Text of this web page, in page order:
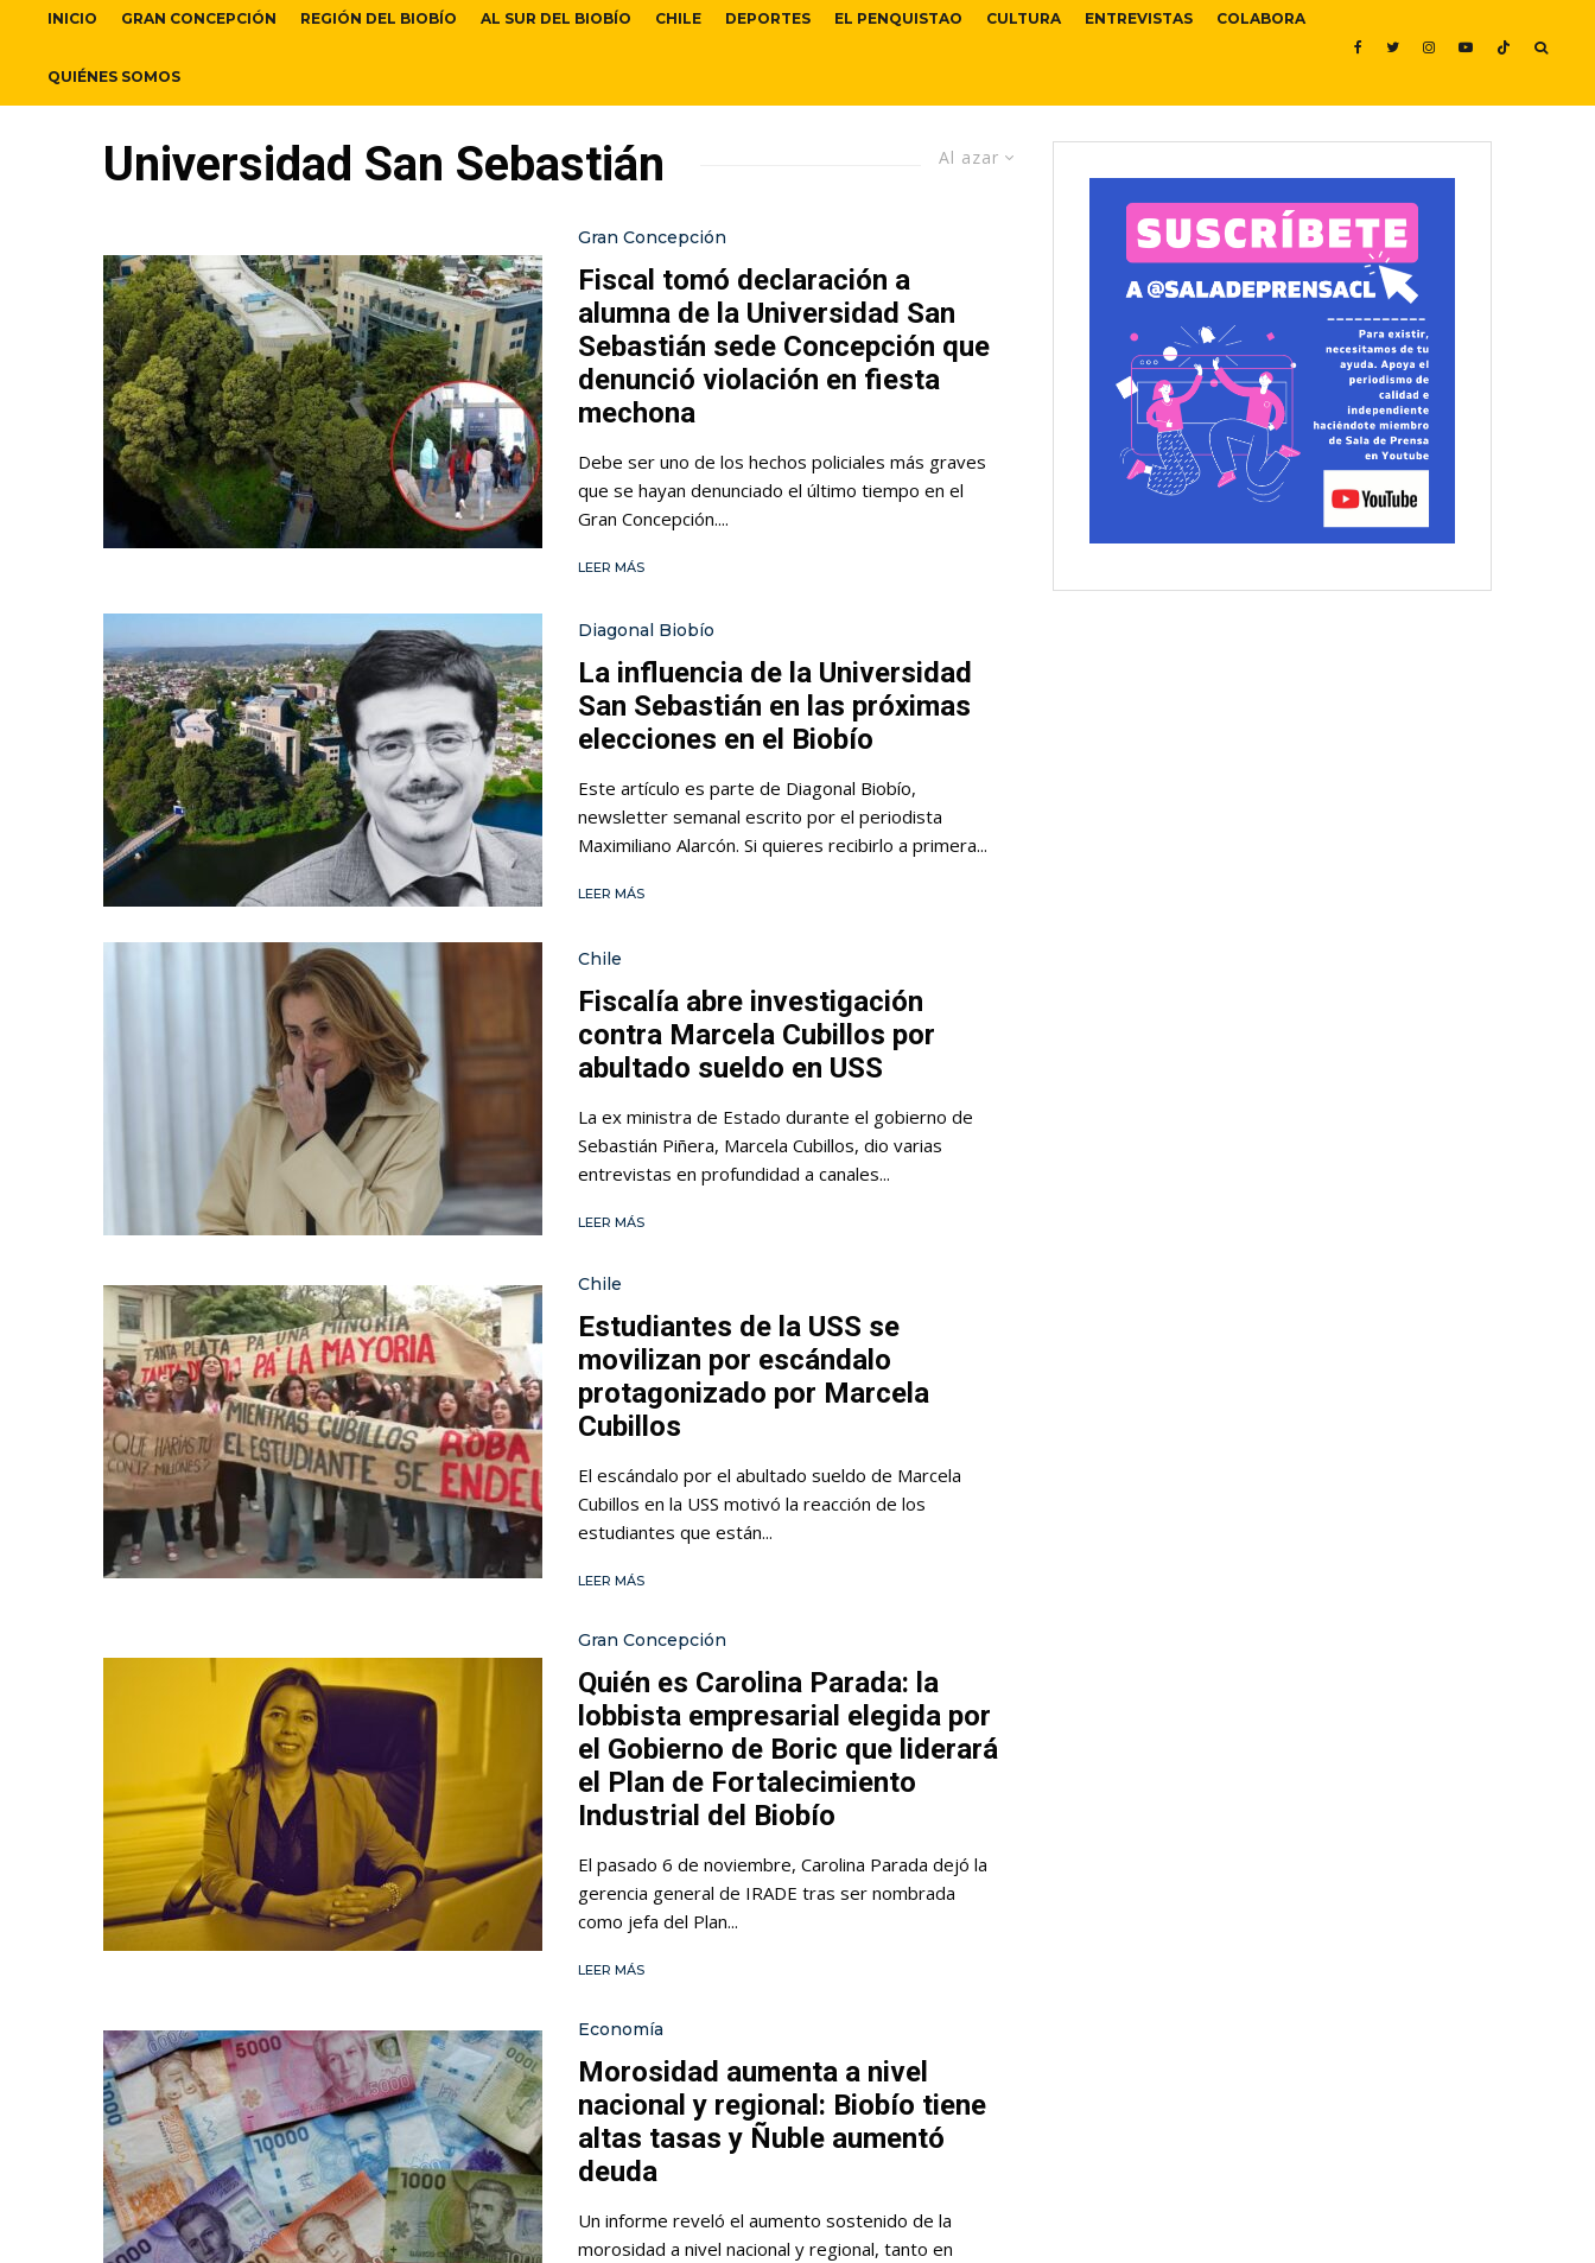
INICIO GRAN CONCEPCIÓN REGIÓN DEL BIOBÍO AL SUR DEL BIOBÍO CHILE DEPORTES EL PENQUISTAO CULTURA ENTREVISTAS COLABORA
QUIÉNES SOMOS
Al azar
Universidad San Sebastián
Gran Concepción
Fiscal tomó declaración a
alumna de la Universidad San
Sebastián sede Concepción que
denunció violación en fiesta
mechona
Debe ser uno de los hechos policiales más graves
que se hayan denunciado el último tiempo en el
Gran Concepción....
LEER MÁS
Diagonal Biobío
La influencia de la Universidad
San Sebastián en las próximas
elecciones en el Biobío
Este artículo es parte de Diagonal Biobío,
newsletter semanal escrito por el periodista
Maximiliano Alarcón. Si quieres recibirlo a primera...
LEER MÁS
Chile
Fiscalía abre investigación
contra Marcela Cubillos por
abultado sueldo en USS
La ex ministra de Estado durante el gobierno de
Sebastián Piñera, Marcela Cubillos, dio varias
entrevistas en profundidad a canales...
LEER MÁS
Chile
Estudiantes de la USS se
movilizan por escándalo
protagonizado por Marcela
Cubillos
El escándalo por el abultado sueldo de Marcela
Cubillos en la USS motivó la reacción de los
estudiantes que están...
LEER MÁS
Gran Concepción
Quién es Carolina Parada: la
lobbista empresarial elegida por
el Gobierno de Boric que liderará
el Plan de Fortalecimiento
Industrial del Biobío
El pasado 6 de noviembre, Carolina Parada dejó la
gerencia general de IRADE tras ser nombrada
como jefa del Plan...
LEER MÁS
Economía
Morosidad aumenta a nivel
nacional y regional: Biobío tiene
altas tasas y Ñuble aumentó
deuda
Un informe reveló el aumento sostenido de la
morosidad a nivel nacional y regional, tanto en